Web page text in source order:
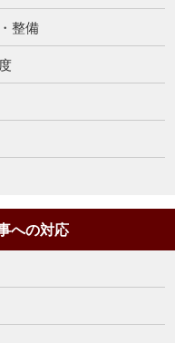
整備
への対応